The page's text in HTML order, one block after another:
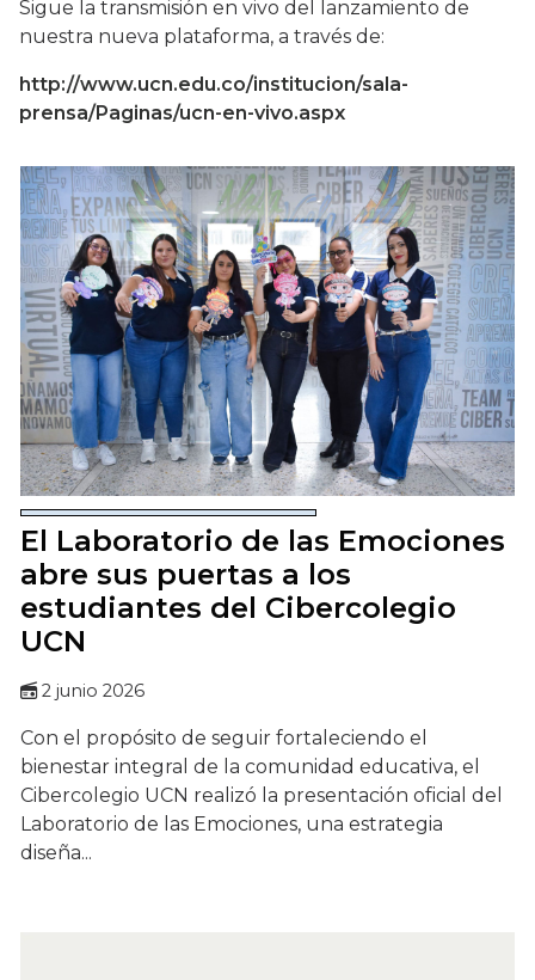
Sigue la transmisión en vivo del lanzamiento de
nuestra nueva plataforma, a través de:
http://www.ucn.edu.co/institucion/sala-
prensa/Paginas/ucn-en-vivo.aspx
El Laboratorio de las Emociones
abre sus puertas a los
estudiantes del Cibercolegio
UCN
2 junio 2026
Con el propósito de seguir fortaleciendo el
bienestar integral de la comunidad educativa, el
Cibercolegio UCN realizó la presentación oficial del
Laboratorio de las Emociones, una estrategia
diseña...